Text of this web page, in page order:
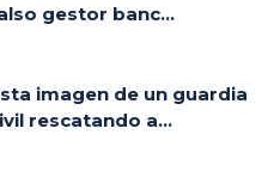
gestor banc...
imagen de un guardia
rescatando a...